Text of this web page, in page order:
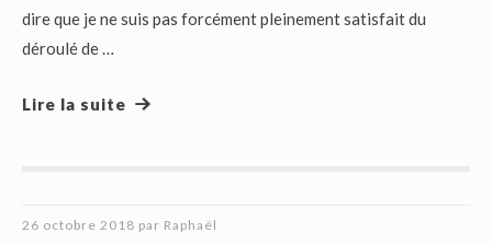
dire que je ne suis pas forcément pleinement satisfait du
déroulé de …
Lire la suite
26 octobre 2018 par Raphaël